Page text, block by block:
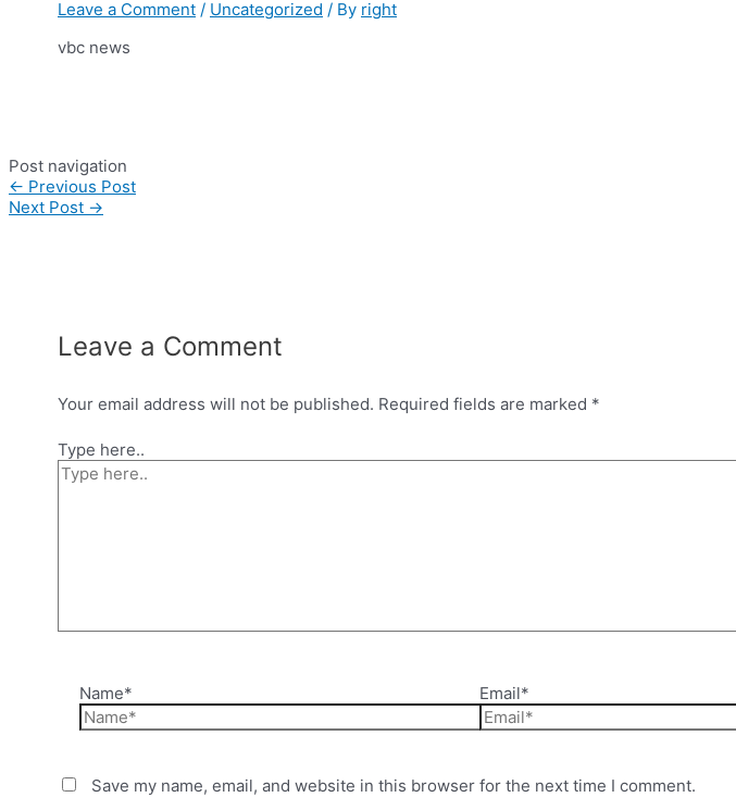
Leave a Comment / Uncategorized / By right
vbc news
Post navigation
← Previous Post
Next Post →
Leave a Comment
Your email address will not be published. Required fields are marked *
Type here..
Name* Email*
Save my name, email, and website in this browser for the next time I comment.